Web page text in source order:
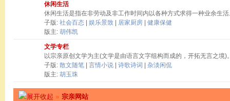
休闲生活
休闲生活是指在非劳动及非工作时间内以各种方式求得一种业余生
子版: 社会百态 娱乐景致 居家厨房
健康保健
版主: 胡伟凯
文学专栏
以宗亲原创文学为主(文学是由语言文字组构而成的，开拓无言之境)
子版: 散文随笔 言情小说 诗歌诗词
杂淡闲侃
版主: 胡玉珠
» 宗亲网站